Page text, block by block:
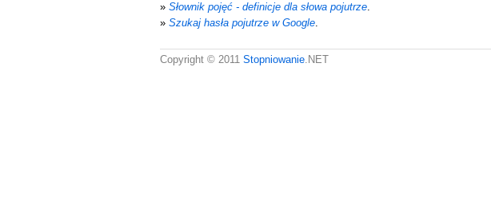
» Słownik pojęć - definicje dla słowa pojutrze.
» Szukaj hasła pojutrze w Google.
Copyright © 2011 Stopniowanie.NET